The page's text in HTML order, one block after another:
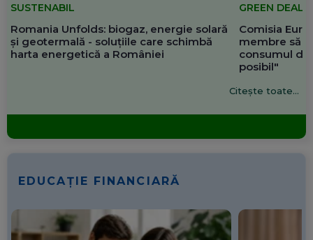
SUSTENABIL
Romania Unfolds: biogaz, energie solară
și geotermală - soluțiile care schimbă
harta energetică a României
GREEN DEAL
Comisia
membre să
consumul de
posibil"
Citește toate...
EDUCAȚIE FINANCIARĂ